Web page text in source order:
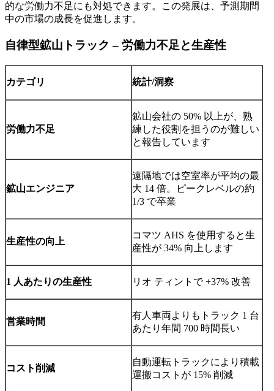
的な労働力不足にも対処できます。この発展は、予測期間
中の市場の成長を促進します。
自律型鉱山トラック – 労働力不足と生産性
カテゴリ 統計/洞察
労働力不足
鉱山会社の 50% 以上が、熟
練した役割を担うのが難しい
と報告しています
鉱山エンジニア
遠隔地では空室率が平均の最
大 14 倍。ピークレベルの約
1/3 で卒業
生産性の向上
コマツ AHS を使用すると生
産性が 34% 向上します
1 人あたりの生産性 リオ ティントで +37% 改善
営業時間
有人車両よりもトラック 1 台
あたり年間 700 時間長い
コスト削減
自動運転トラックにより積載
運搬コストが 15% 削減